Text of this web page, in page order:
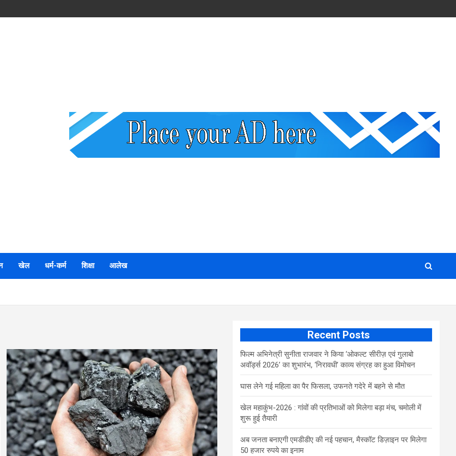
खेल धर्म-कर्म शिक्षा आलेख
Recent Posts
फिल्म अभिनेत्री सुनीता राजवार ने किया ‘ओकल्ट सीरीज़ एवं गुलाबो
अवॉर्ड्स 2026’ का शुभारंभ, ‘निरावधी’ काव्य संग्रह का हुआ विमोचन
घास लेने गई महिला का पैर फिसला, उफनते गदेरे में बहने से मौत
खेल महाकुंभ-2026 : गांवों की प्रतिभाओं को मिलेगा बड़ा मंच, चमोली में
शुरू हुई तैयारी
अब जनता बनाएगी एमडीडीए की नई पहचान, मैस्कॉट डिज़ाइन पर मिलेगा
50 हजार रुपये का इनाम